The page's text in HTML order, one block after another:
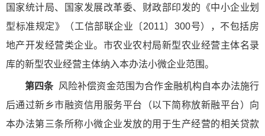
国家统计局、国家发展改革委、财政部印发的《中小企业划
型标准规定》（工信部联企业〔2011〕300号），不包括房
地产开发经营类企业。市农业农村局新型农业经营主体名录
库的新型农业经营主体纳入本办法小微企业范围。
第四条风险补偿资金范围为合作金融机构自本办法施行
后通过新乡市融资信用服务平台（以下简称放新融平台）向
本办法第三条所称小微企业发放的用于生产经营的相关贷款